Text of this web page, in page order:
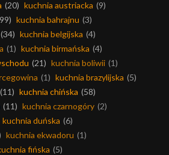
(20) kuchnia austriacka (9)
kuchnia bahrajnu (3)
(34) kuchnia belgijska (4)
(1) kuchnia birmańska (4)
(21) kuchnia boliwii (1)
(1) kuchnia brazylijska (5)
(11) kuchnia chińska (58)
(11) kuchnia czarnogóry (2)
kuchnia duńska (6)
kuchnia ekwadoru (1)
fińska (5)